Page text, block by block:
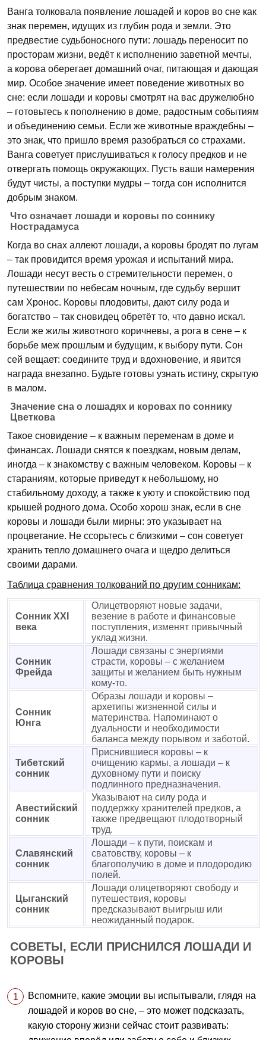
Ванга толковала появление лошадей и коров во сне как
знак перемен, идущих из глубин рода и земли. Это
предвестие судьбоносного пути: лошадь переносит по
просторам жизни, ведёт к исполнению заветной мечты,
а корова оберегает домашний очаг, питающая и дающая
мир. Особое значение имеет поведение животных во
сне: если лошади и коровы смотрят на вас дружелюбно
– готовьтесь к пополнению в доме, радостным событиям
и объединению семьи. Если же животные враждебны –
это знак, что пришло время разобраться со страхами.
Ванга советует прислушиваться к голосу предков и не
отвергать помощь окружающих. Пусть ваши намерения
будут чисты, а поступки мудры – тогда сон исполнится
добрым знаком.
Что означает лошади и коровы по соннику
Нострадамуса
Когда во снах аллеют лошади, а коровы бродят по лугам
– так провидится время урожая и испытаний мира.
Лошади несут весть о стремительности перемен, о
путешествии по небесам ночным, где судьбу вершит
сам Хронос. Коровы плодовиты, дают силу рода и
богатство – так сновидец обретёт то, что давно искал.
Если же жилы животного коричневы, а рога в сене – к
борьбе меж прошлым и будущим, к выбору пути. Сон
сей вещает: соедините труд и вдохновение, и явится
награда внезапно. Будьте готовы узнать истину, скрытую
в малом.
Значение сна о лошадях и коровах по соннику
Цветкова
Такое сновидение – к важным переменам в доме и
финансах. Лошади снятся к поездкам, новым делам,
иногда – к знакомству с важным человеком. Коровы – к
стараниям, которые приведут к небольшому, но
стабильному доходу, а также к уюту и спокойствию под
крышей родного дома. Особо хорош знак, если в сне
коровы и лошади были мирны: это указывает на
процветание. Не ссорьтесь с близкими – сон советует
хранить тепло домашнего очага и щедро делиться
своими дарами.
Таблица сравнения толкований по другим сонникам:
Сонник XXI
века
Олицетворяют новые задачи,
везение в работе и финансовые
поступления, изменят привычный
уклад жизни.
Сонник
Фрейда
Лошади связаны с энергиями
страсти, коровы – с желанием
защиты и желанием быть нужным
кому-то.
Сонник
Юнга
Образы лошади и коровы –
архетипы жизненной силы и
материнства. Напоминают о
дуальности и необходимости
баланса между порывом и заботой.
Тибетский
сонник
Приснившиеся коровы – к
очищению кармы, а лошади – к
духовному пути и поиску
подлинного предназначения.
Авестийский
сонник
Указывают на силу рода и
поддержку хранителей предков, а
также предвещают плодотворный
труд.
Славянский
сонник
Лошади – к пути, поискам и
сватовству, коровы – к
благополучию в доме и плодородию
полей.
Цыганский
сонник
Лошади олицетворяют свободу и
путешествия, коровы
предсказывают выигрыш или
неожиданный подарок.
СОВЕТЫ, ЕСЛИ ПРИСНИЛСЯ ЛОШАДИ И
КОРОВЫ
Вспомните, какие эмоции вы испытывали, глядя на
лошадей и коров во сне, – это может подсказать,
какую сторону жизни сейчас стоит развивать: